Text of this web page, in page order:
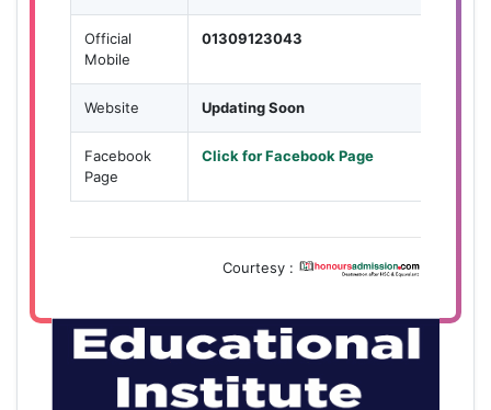
Official
Mobile
01309123043
Website Updating Soon
Facebook
Page
Click for Facebook Page
Courtesy :